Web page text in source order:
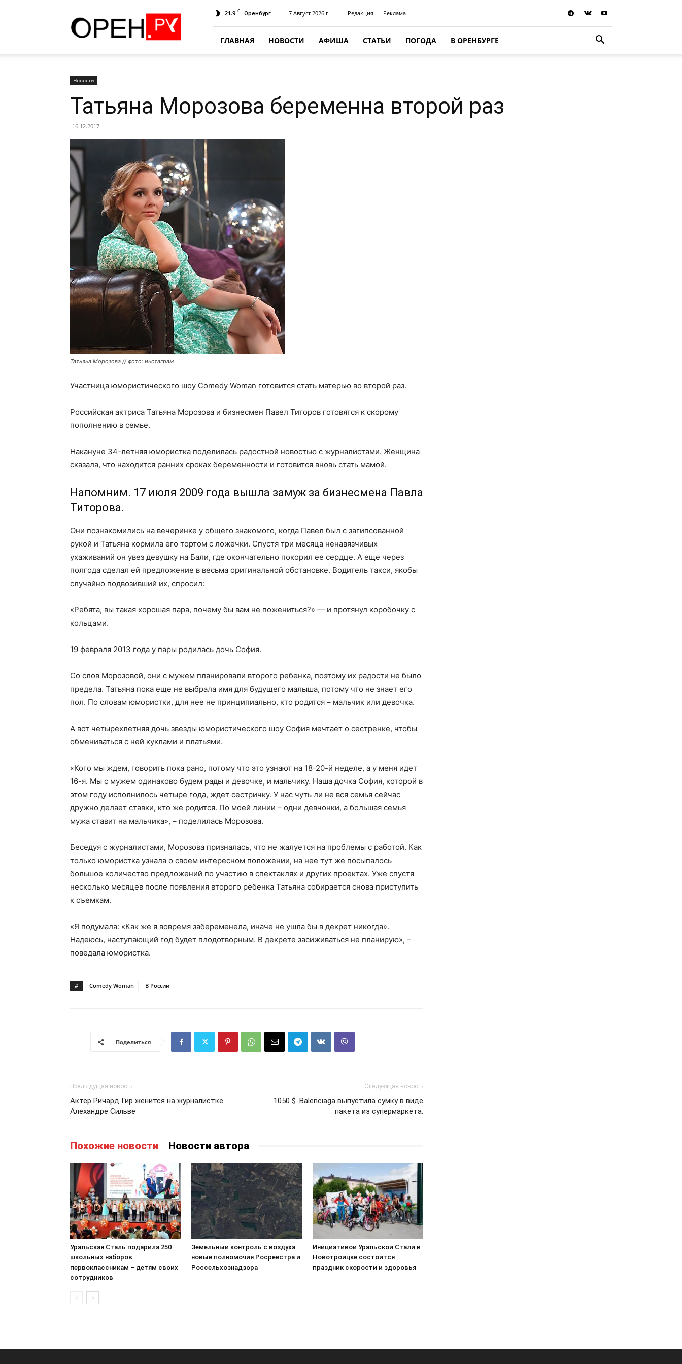
21.9 C Оренбург 7 Август 2026 г. Редакция Реклама
ГЛАВНАЯ НОВОСТИ АФИША СТАТЬИ ПОГОДА В ОРЕНБУРГЕ
Новости
Татьяна Морозова беременна второй раз
16.12.2017
Татьяна Морозова // фото: инстаграм
Участница юмористического шоу Comedy Woman готовится стать матерью во второй раз.
Российская актриса Татьяна Морозова и бизнесмен Павел Титоров готовятся к скорому
пополнению в семье.
Накануне 34-летняя юмористка поделилась радостной новостью с журналистами. Женщина
сказала, что находится ранних сроках беременности и готовится вновь стать мамой.
Напомним. 17 июля 2009 года вышла замуж за бизнесмена Павла
Титорова.
Они познакомились на вечеринке у общего знакомого, когда Павел был с загипсованной
рукой и Татьяна кормила его тортом с ложечки. Спустя три месяца ненавязчивых
ухаживаний он увез девушку на Бали, где окончательно покорил ее сердце. А еще через
полгода сделал ей предложение в весьма оригинальной обстановке. Водитель такси, якобы
случайно подвозивший их, спросил:
«Ребята, вы такая хорошая пара, почему бы вам не пожениться?» — и протянул коробочку с
кольцами.
19 февраля 2013 года у пары родилась дочь София.
Со слов Морозовой, они с мужем планировали второго ребенка, поэтому их радости не было
предела. Татьяна пока еще не выбрала имя для будущего малыша, потому что не знает его
пол. По словам юмористки, для нее не принципиально, кто родится – мальчик или девочка.
А вот четырехлетняя дочь звезды юмористического шоу София мечтает о сестренке, чтобы
обмениваться с ней куклами и платьями.
«Кого мы ждем, говорить пока рано, потому что это узнают на 18-20-й неделе, а у меня идет
16-я. Мы с мужем одинаково будем рады и девочке, и мальчику. Наша дочка София, которой в
этом году исполнилось четыре года, ждет сестричку. У нас чуть ли не вся семья сейчас
дружно делает ставки, кто же родится. По моей линии – одни девчонки, а большая семья
мужа ставит на мальчика», – поделилась Морозова.
Беседуя с журналистами, Морозова призналась, что не жалуется на проблемы с работой. Как
только юмористка узнала о своем интересном положении, на нее тут же посыпалось
большое количество предложений по участию в спектаклях и других проектах. Уже спустя
несколько месяцев после появления второго ребенка Татьяна собирается снова приступить
к съемкам.
«Я подумала: «Как же я вовремя забеременела, иначе не ушла бы в декрет никогда».
Надеюсь, наступающий год будет плодотворным. В декрете засиживаться не планирую», –
поведала юмористка.
# Comedy Woman В России
Поделиться
Предыдущая новость
Актер Ричард Гир женится на журналистке
Алехандре Сильве
Следующая новость
1050 $. Balenciaga выпустила сумку в виде
пакета из супермаркета.
Похожие новости Новости автора
Уральская Сталь подарила 250
школьных наборов
первоклассникам – детям своих
сотрудников
Земельный контроль с воздуха:
новые полномочия Росреестра и
Россельхознадзора
Инициативой Уральской Стали в
Новотроицке состоится
праздник скорости и здоровья